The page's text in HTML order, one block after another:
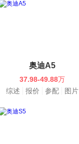
奥迪A5
37.98-49.88万
综述
报价 参配 图片